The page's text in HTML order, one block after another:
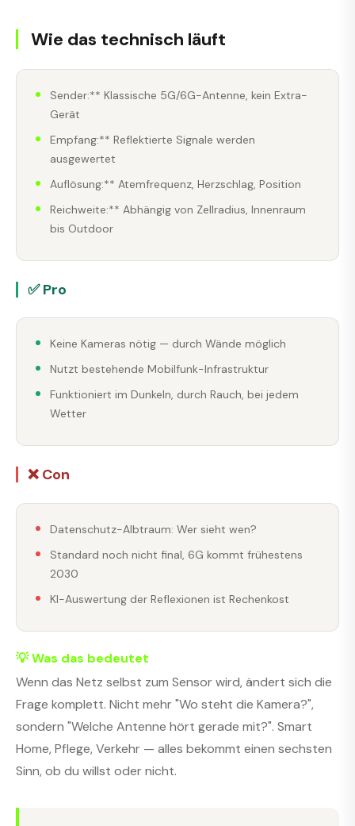
Wie das technisch läuft
Sender:** Klassische 5G/6G-Antenne, kein Extra-
Gerät
Empfang:** Reflektierte Signale werden
ausgewertet
Auflösung:** Atemfrequenz, Herzschlag, Position
Reichweite:** Abhängig von Zellradius, Innenraum
bis Outdoor
✅ Pro
Keine Kameras nötig — durch Wände möglich
Nutzt bestehende Mobilfunk-Infrastruktur
Funktioniert im Dunkeln, durch Rauch, bei jedem
Wetter
❌ Con
Datenschutz-Albtraum: Wer sieht wen?
Standard noch nicht final, 6G kommt frühestens
2030
KI-Auswertung der Reflexionen ist Rechenkost
💡 Was das bedeutet
Wenn das Netz selbst zum Sensor wird, ändert sich die
Frage komplett. Nicht mehr "Wo steht die Kamera?",
sondern "Welche Antenne hört gerade mit?". Smart
Home, Pflege, Verkehr — alles bekommt einen sechsten
Sinn, ob du willst oder nicht.